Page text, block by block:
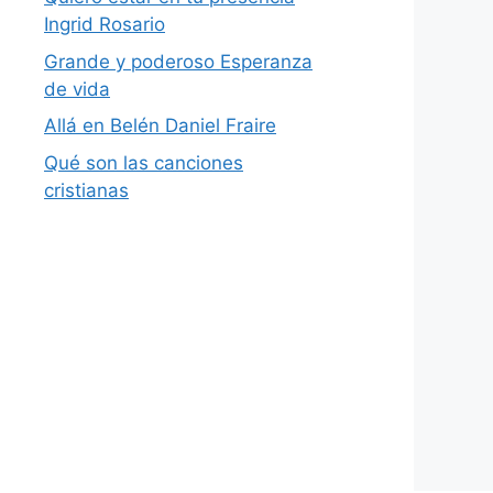
Ingrid Rosario
Grande y poderoso Esperanza
de vida
Allá en Belén Daniel Fraire
Qué son las canciones
cristianas